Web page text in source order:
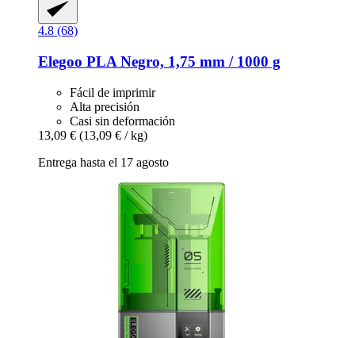
4.8 (68)
Elegoo PLA Negro, 1,75 mm / 1000 g
Fácil de imprimir
Alta precisión
Casi sin deformación
13,09 € (13,09 € / kg)
Entrega hasta el 17 agosto